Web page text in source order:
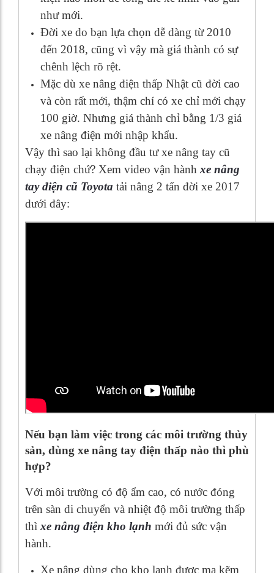
như mới.
Đời xe do bạn lựa chọn dễ dàng từ 2010
đến 2018, cũng vì vậy mà giá thành có sự
chênh lệch rõ rệt.
Mặc dù xe nâng điện thấp Nhật cũ đời cao
và còn rất mới, thậm chí có xe chỉ mới chạy
100 giờ. Nhưng giá thành chỉ bằng 1/3 giá
xe nâng điện mới nhập khẩu.
Vậy thì sao lại không đầu tư xe nâng tay cũ
chạy điện chứ? Xem video vận hành xe nâng
tay điện cũ Toyota tải nâng 2 tấn đời xe 2017
dưới đây:
Nếu bạn làm việc trong các môi trường thủy
sản, dùng xe nâng tay điện thấp nào thì phù
hợp?
Với môi trường có độ ẩm cao, có nước đóng
trên sàn di chuyển và nhiệt độ môi trường thấp
thì xe nâng điện kho lạnh mới đủ sức vận
hành.
Xe nâng dùng cho kho lạnh được mạ kẽm